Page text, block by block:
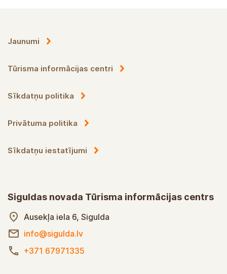
Jaunumi
Tūrisma informācijas centri
Sīkdatņu politika
Privātuma politika
Sīkdatņu iestatījumi
Siguldas novada Tūrisma informācijas centrs
Ausekļa iela 6, Sigulda
info@sigulda.lv
+371 67971335